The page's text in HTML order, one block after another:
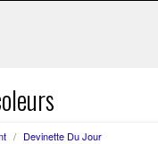
/ Devinette Du Jour